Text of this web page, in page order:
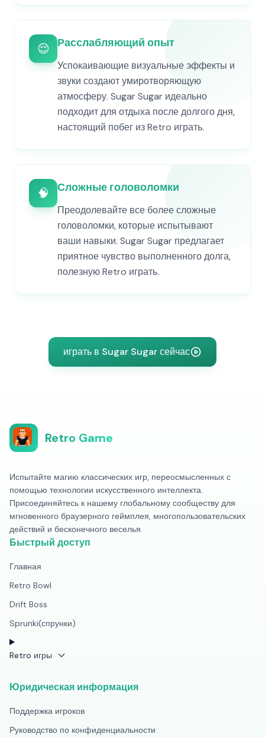
😌 Расслабляющий опыт
Успокаивающие визуальные эффекты и
звуки создают умиротворяющую
атмосферу. Sugar Sugar идеально
подходит для отдыха после долгого дня,
настоящий побег из Retro играть.
🧠 Сложные головоломки
Преодолевайте все более сложные
головоломки, которые испытывают
ваши навыки. Sugar Sugar предлагает
приятное чувство выполненного долга,
полезную Retro играть.
играть в Sugar Sugar сейчас
Retro Game
Испытайте магию классических игр, переосмысленных с
помощью технологии искусственного интеллекта.
Присоединяйтесь к нашему глобальному сообществу для
мгновенного браузерного геймплея, многопользовательских
действий и бесконечного веселья.
Быстрый доступ
Главная
Retro Bowl
Drift Boss
Sprunki(спрунки)
Retro игры
Юридическая информация
Поддержка игроков
Руководство по конфиденциальности